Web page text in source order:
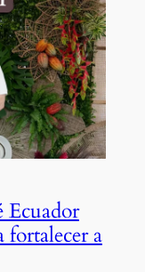
fortalecer a